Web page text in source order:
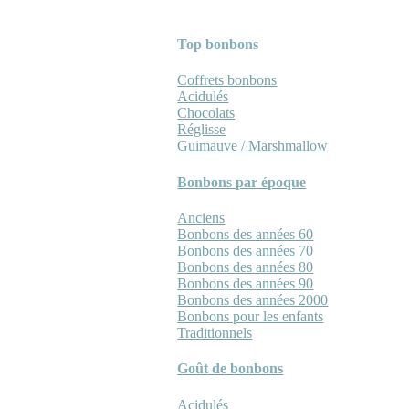
Top bonbons
Coffrets bonbons
Acidulés
Chocolats
Réglisse
Guimauve / Marshmallow
Bonbons par époque
Anciens
Bonbons des années 60
Bonbons des années 70
Bonbons des années 80
Bonbons des années 90
Bonbons des années 2000
Bonbons pour les enfants
Traditionnels
Goût de bonbons
Acidulés